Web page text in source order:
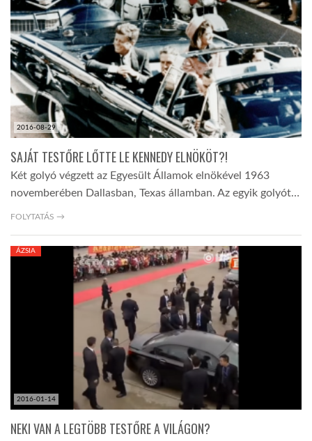
2016-08-29
SAJÁT TESTŐRE LŐTTE LE KENNEDY ELNÖKÖT?!
Két golyó végzett az Egyesült Államok elnökével 1963
novemberében Dallasban, Texas államban. Az egyik golyót…
FOLYTATÁS →
2016-01-14
ÁZSIA
NEKI VAN A LEGTÖBB TESTŐRE A VILÁGON?